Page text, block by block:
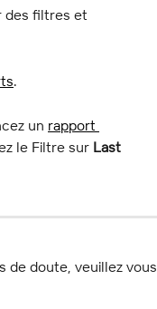
des filtres et
.
un rapport
le Filtre sur Last
de doute, veuillez vous